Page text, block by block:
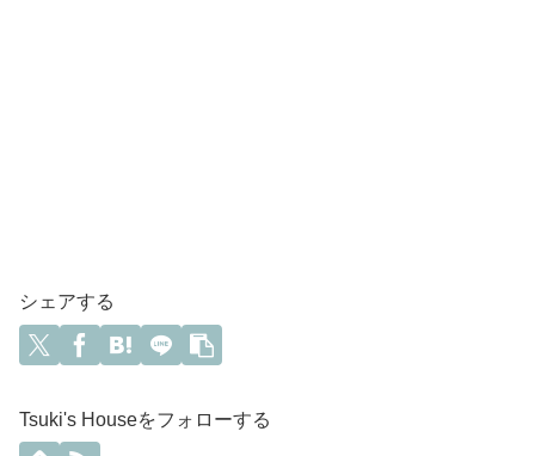
シェアする
Tsuki's Houseをフォローする